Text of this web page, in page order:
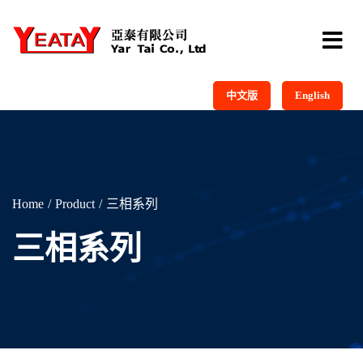
中文版 English
Home Product 三相系列
三相系列